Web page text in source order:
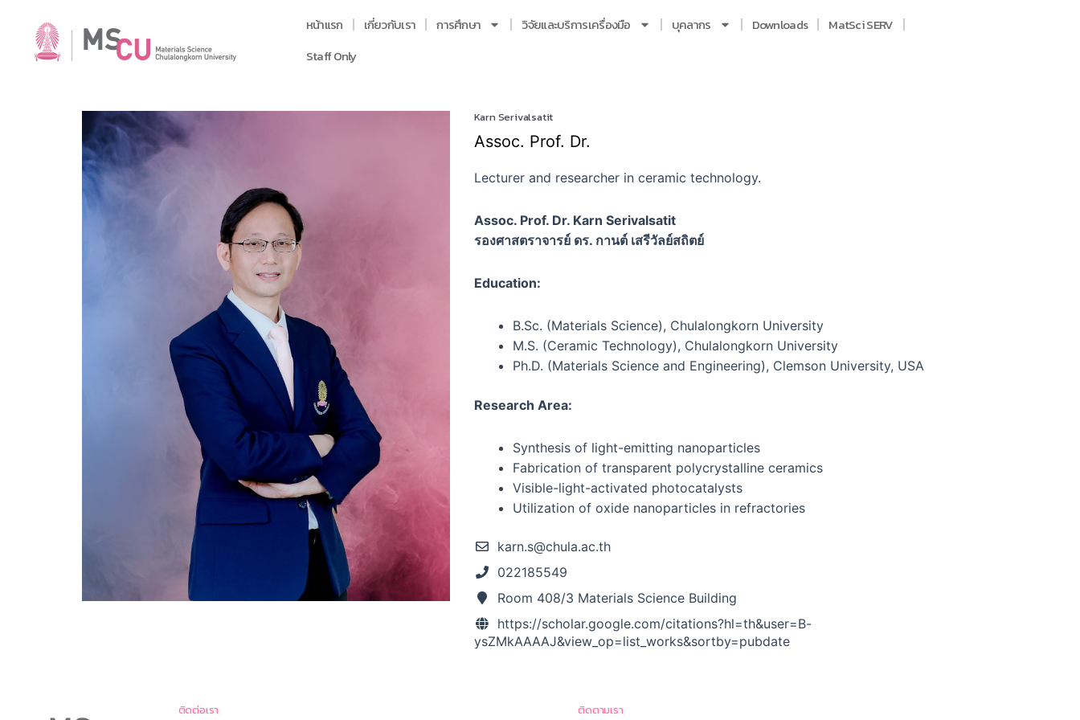
หน้าแรก เกี่ยวกับเรา การศึกษา วิจัยและบริการเครื่องมือ บุคลากร Downloads
MatSci SERV
Staff Only
Karn Serivalsatit
Assoc. Prof. Dr.
Lecturer and researcher in ceramic technology.
Assoc. Prof. Dr. Karn Serivalsatit
รองศาสตราจารย์ ดร. กานต์ เสรีวัลย์สถิตย์
Education:
B.Sc. (Materials Science), Chulalongkorn University
M.S. (Ceramic Technology), Chulalongkorn University
Ph.D. (Materials Science and Engineering), Clemson University, USA
Research Area:
Synthesis of light-emitting nanoparticles
Fabrication of transparent polycrystalline ceramics
Visible-light-activated photocatalysts
Utilization of oxide nanoparticles in refractories
karn.s@chula.ac.th
022185549
Room 408/3 Materials Science Building
https://scholar.google.com/citations?hl=th&user=B-
ysZMkAAAAJ&view_op=list_works&sortby=pubdate
ติดต่อเรา ติดตามเรา